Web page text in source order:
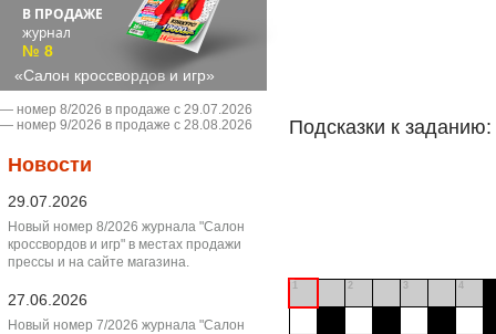
В ПРОДАЖЕ
журнал
№ 8
«Салон кроссвордов и игр»
― номер 8/2026 в продаже с 29.07.2026
― номер 9/2026 в продаже с 28.08.2026
Новости
29.07.2026
Новый номер 8/2026 журнала "Салон
кроссвордов и игр" в местах продажи
прессы и на сайте магазина.
27.06.2026
Новый номер 7/2026 журнала "Салон
Подсказки к заданию:
1 2 3 4